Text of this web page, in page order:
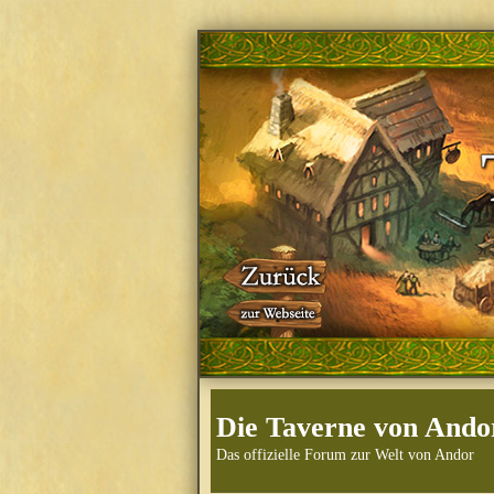
Die Taverne von
Das offizielle Forum zur Welt von Andor